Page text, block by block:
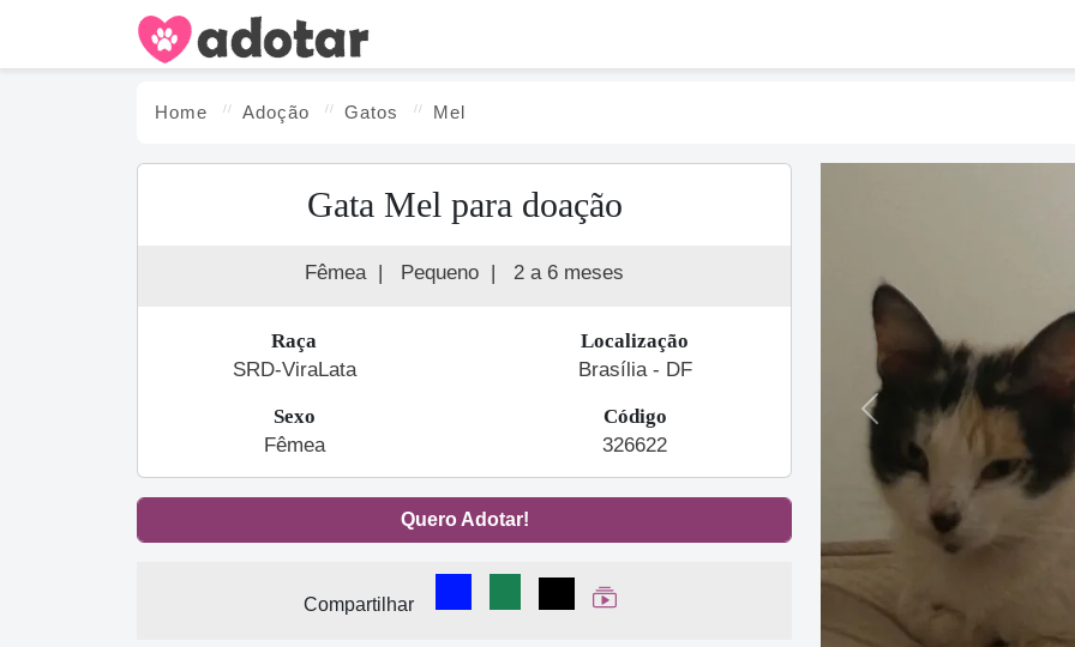
Home Adoção Gatos Mel
Gata Mel para doação
Fêmea | Pequeno | 2 a 6 meses
Raça
SRD-ViraLata
Localização
Brasília - DF
Sexo
Fêmea
Código
326622
Quero Adotar!
Compartilhar
Compartilhar no Facebook
Compartilhar no WhatsApp
Compartilhar
Ver Web Story
Previous